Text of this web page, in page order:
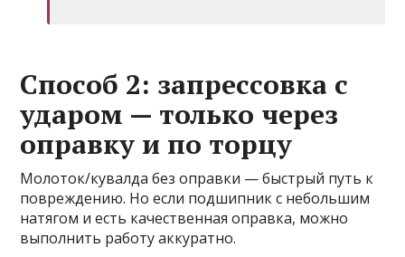
Способ 2: запрессовка с
ударом — только через
оправку и по торцу
Молоток/кувалда без оправки — быстрый путь к
повреждению. Но если подшипник с небольшим
натягом и есть качественная оправка, можно
выполнить работу аккуратно.